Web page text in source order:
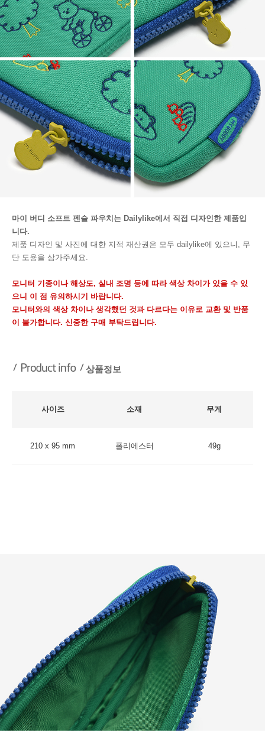
마이 버디 소프트 펜슬 파우치는 Dailylike에서 직접 디자인한 제품입
니다.
제품 디자인 및 사진에 대한 지적 재산권은 모두 dailylike에 있으니, 무
단 도용을 삼가주세요.
모니터 기종이나 해상도, 실내 조명 등에 따라 색상 차이가 있을 수 있
으니 이 점 유의하시기 바랍니다.
모니터와의 색상 차이나 생각했던 것과 다르다는 이유로 교환 및 반품
이 불가합니다. 신중한 구매 부탁드립니다.
상품정보
사이즈 소재 무게
210 x 95 mm 폴리에스터 49g